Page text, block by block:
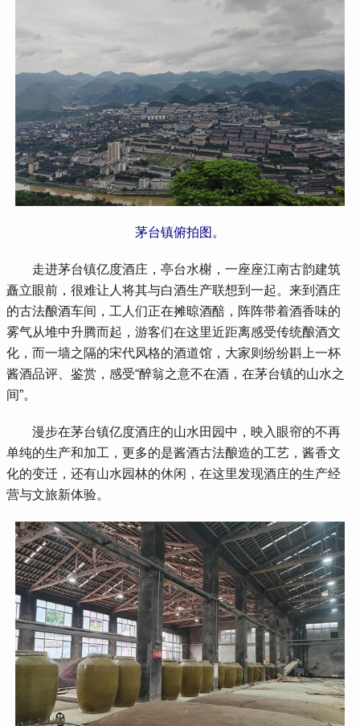
茅台镇俯拍图。
走进茅台镇亿度酒庄，亭台水榭，一座座江南古韵建筑
矗立眼前，很难让人将其与白酒生产联想到一起。来到酒庄
的古法酿酒车间，工人们正在摊晾酒醅，阵阵带着酒香味的
雾气从堆中升腾而起，游客们在这里近距离感受传统酿酒文
化，而一墙之隔的宋代风格的酒道馆，大家则纷纷斟上一杯
酱酒品评、鉴赏，感受“醉翁之意不在酒，在茅台镇的山水之
间”。
漫步在茅台镇亿度酒庄的山水田园中，映入眼帘的不再
单纯的生产和加工，更多的是酱酒古法酿造的工艺，酱香文
化的变迁，还有山水园林的休闲，在这里发现酒庄的生产经
营与文旅新体验。